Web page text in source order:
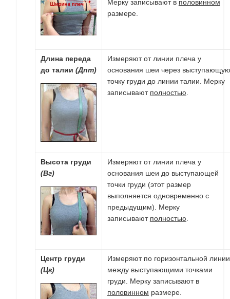
Мерку записывают в половинном
размере.
Длина переда
до талии (Дпт)
Измеряют от линии плеча у
основания шеи через выступающую
точку груди до линии талии. Мерку
записывают полностью.
Высота груди
(Вг)
Измеряют от линии плеча у
основания шеи до выступающей
точки груди (этот размер
выполняется одновременно с
предыдущим). Мерку
записывают полностью.
Центр груди
(Цг)
Измеряют по горизонтальной линии
между выступающими точками
груди. Мерку записывают в
половинном размере.